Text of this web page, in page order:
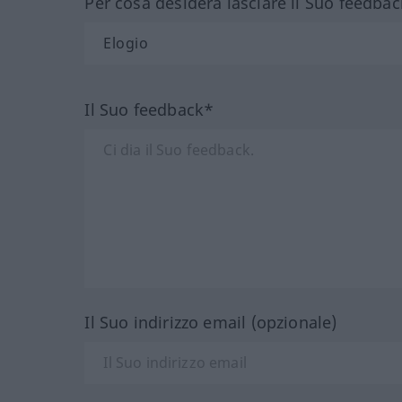
Il Suo feedback*
Il Suo indirizzo email (opzionale)